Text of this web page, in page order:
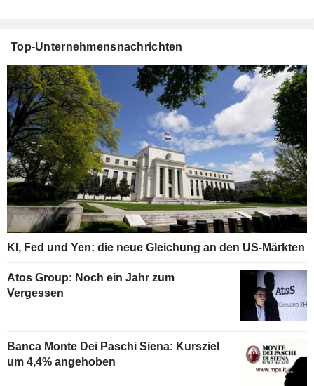
Top-Unternehmensnachrichten
KI, Fed und Yen: die neue Gleichung an den US-Märkten
Atos Group: Noch ein Jahr zum
Vergessen
Banca Monte Dei Paschi Siena: Kursziel
um 4,4% angehoben